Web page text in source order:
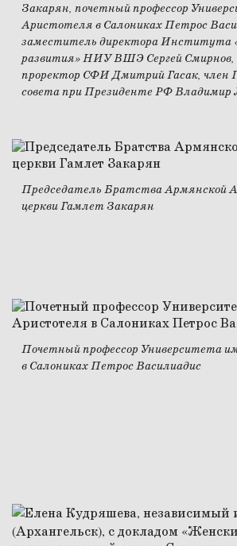
Закарян, почетный профессор
Аристотеля в Салониках Петрос
заместитель директора Института
развития» НИУ ВШЭ Сергей Смирнов,
проректор СФИ Дмитрий Гасак, член
совета при Президенте РФ Владимир
Председатель Братства Армянской
церкви Гамлет Закарян
Почетный профессор Университета
в Салониках Петрос Василиадис